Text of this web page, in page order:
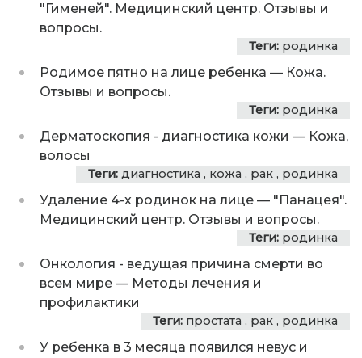
"Гименей". Медицинский центр. Отзывы и
вопросы.
Теги: родинка
Родимое пятно на лице ребенка — Кожа.
Отзывы и вопросы.
Теги: родинка
Дерматоскопия - диагностика кожи — Кожа,
волосы
Теги: диагностика , кожа , рак , родинка
Удаление 4-х родинок на лице — "Панацея".
Медицинский центр. Отзывы и вопросы.
Теги: родинка
Онкология - ведущая причина смерти во
всем мире — Методы лечения и
профилактики
Теги: простата , рак , родинка
У ребенка в 3 месяца появился невус и